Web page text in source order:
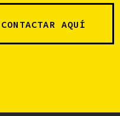
CONTACTAR AQUÍ